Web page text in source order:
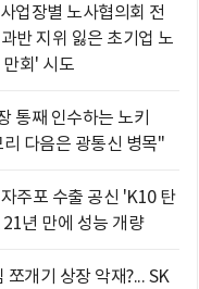
업장별 노사협의회 전
반 지위 잃은 초기업 노
회' 시도
통째 인수하는 노키
다음은 광통신 병목"
주포 수출 공신 'K10 탄
년 만에 성능 개량
쪼개기 상장 악재?... SK